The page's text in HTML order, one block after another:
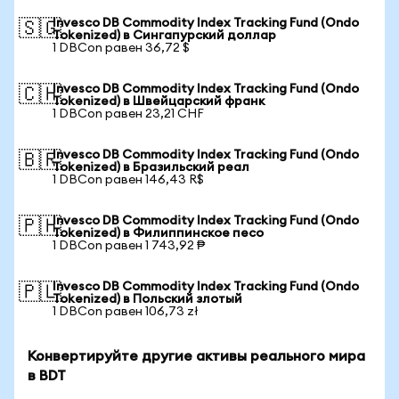
🇸🇬Invesco DB Commodity Index Tracking Fund (Ondo
Tokenized) в Сингапурский доллар
1 DBCon равен 36,72 $
🇨🇭Invesco DB Commodity Index Tracking Fund (Ondo
Tokenized) в Швейцарский франк
1 DBCon равен 23,21 CHF
🇧🇷Invesco DB Commodity Index Tracking Fund (Ondo
Tokenized) в Бразильский реал
1 DBCon равен 146,43 R$
🇵🇭Invesco DB Commodity Index Tracking Fund (Ondo
Tokenized) в Филиппинское песо
1 DBCon равен 1 743,92 ₱
🇵🇱Invesco DB Commodity Index Tracking Fund (Ondo
Tokenized) в Польский злотый
1 DBCon равен 106,73 zł
Конвертируйте другие активы реального мира
в BDT